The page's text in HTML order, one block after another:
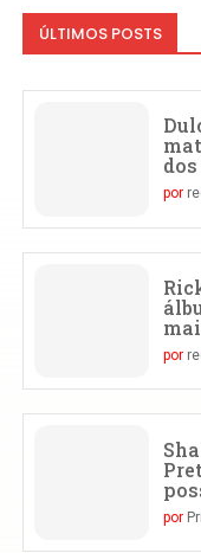
ÚLTIMOS POSTS
por
por
por